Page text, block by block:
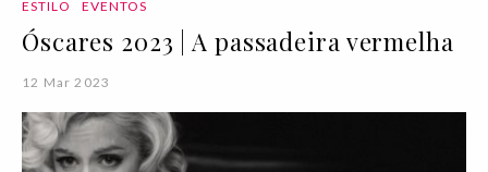
ESTILO EVENTOS
Óscares 2023 | A passadeira vermelha
12 Mar 2023